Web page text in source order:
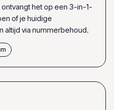
het op een 3-in-1-
of je huidige
altijd via nummerbehoud.